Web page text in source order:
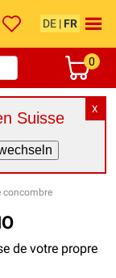
DE | FR
0
X
Suisse
concombre
de votre propre